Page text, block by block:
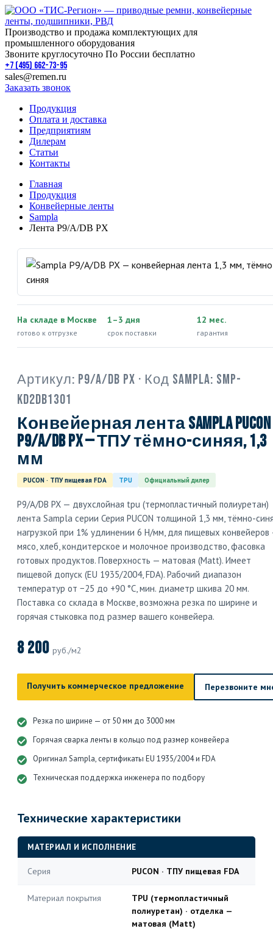
Производство и продажа комплектующих для
промышленного оборудования
Звоните круглосуточно По России бесплатно
+7 (495) 662-73-95
sales@remen.ru
Заказать звонок
Продукция
Оплата и доставка
Предприятиям
Дилерам
Статьи
Контакты
Главная
Продукция
Конвейерные ленты
Sampla
Лента P9/A/DB PX
На складе в Москве
готово к отгрузке
1–3 дня
срок поставки
12 мес.
гарантия
Артикул: P9/A/DB PX · Код Sampla: SMP-
KD2DB1301
Конвейерная лента Sampla PUCON
P9/A/DB PX — ТПУ тёмно-синяя, 1,3
мм
PUCON · ТПУ пищевая FDA TPU Официальный дилер
P9/A/DB PX — двухслойная tpu (термопластичный полиуретан)
лента Sampla серии Серия PUCON толщиной 1,3 мм, тёмно-
нагрузкой при 1% удлинении 6 Н/мм, для пищевых
мясо, хлеб, кондитерское и молочное производство, фасовка
готовых продуктов. Поверхность — матовая (Matt). Имеет
пищевой допуск (EU 1935/2004, FDA). Рабочий диапазон
температур от −25 до +90 °C, мин. диаметр шкива 20 мм.
Поставка со склада в Москве, возможна резка по ширине и
горячая стыковка под размер вашего конвейера.
8 200 руб./м2
Получить коммерческое предложение Перезвоните
Резка по ширине — от 50 мм до 3000 мм
Горячая сварка ленты в кольцо под размер конвейера
Оригинал Sampla, сертификаты EU 1935/2004 и FDA
Техническая поддержка инженера по подбору
Технические характеристики
МАТЕРИАЛ И ИСПОЛНЕНИЕ
Серия PUCON · ТПУ пищевая FDA
Материал покрытия
TPU (термопластичный
полиуретан) · отделка —
матовая (Matt)